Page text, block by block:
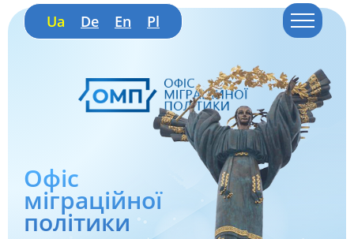
Ua De En Pl
Офіс
міграційної
політики